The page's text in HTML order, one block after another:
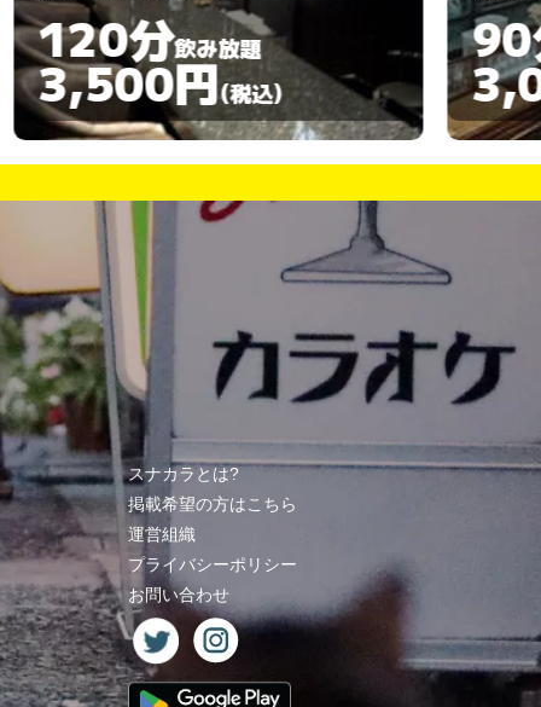
分飲み放題
円(税込)
90分
スナカラとは?
掲載希望の方はこちら
運営組織
プライバシーポリシー
お問い合わせ